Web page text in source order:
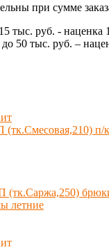
при сумме
тыс. руб. - наценка
50 тыс. руб. –
п/
летние